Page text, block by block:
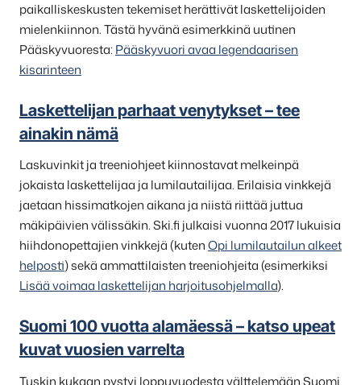
paikalliskeskusten tekemiset herättivät laskettelijoiden
mielenkiinnon. Tästä hyvänä esimerkkinä uutinen
Pääskyvuoresta: Pääskyvuori avaa legendaarisen
kisarinteen
Laskettelijan parhaat venytykset – tee
ainakin nämä
Laskuvinkit ja treeniohjeet kiinnostavat melkeinpä
jokaista laskettelijaa ja lumilautailijaa. Erilaisia vinkkejä
jaetaan hissimatkojen aikana ja niistä riittää juttua
mäkipäivien välissäkin. Ski.fi julkaisi vuonna 2017 lukuisia
hiihdonopettajien vinkkejä (kutenOpi lumilautailun alkeet
helposti) sekä ammattilaisten treeniohjeita (esimerkiksi
Lisää voimaa laskettelijan harjoitusohjelmalla).
Suomi 100 vuotta alamäessä – katso upeat
kuvat vuosien varrelta
Tuskin kukaan pystyi loppuvuodesta välttelemään Suomi